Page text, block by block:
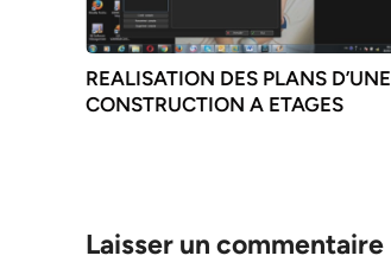
REALISATION DES PLANS D’UNE
CONSTRUCTION A ETAGES
Laisser un commentaire